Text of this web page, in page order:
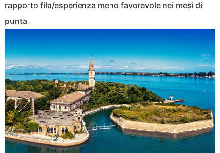
rapporto fila/esperienza meno favorevole nei mesi di
punta.